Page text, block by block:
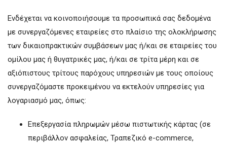
Ενδέχεται να κοινοποιήσουμε τα προσωπικά σας δεδομένα
με συνεργαζόμενες εταιρείες στο πλαίσιο της ολοκλήρωσης
των δικαιοπρακτικών συμβάσεων μας ή/και σε εταιρείες του
ομίλου μας ή θυγατρικές μας, ή/και σε τρίτα μέρη και σε
αξιόπιστους τρίτους παρόχους υπηρεσιών με τους οποίους
συνεργαζόμαστε προκειμένου να εκτελούν υπηρεσίες για
λογαριασμό μας, όπως:
Επεξεργασία πληρωμών μέσω πιστωτικής κάρτας (σε
περιβάλλον ασφαλείας, Τραπεζικό e-commerce,